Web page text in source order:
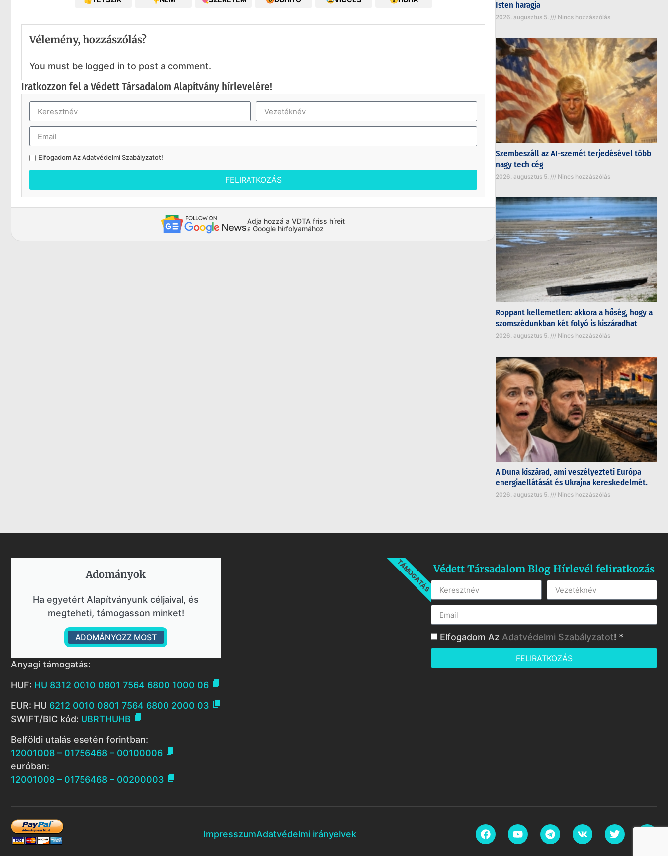
Vélemény, hozzászólás?
You must be logged in to post a comment.
Iratkozzon fel a Védett Társadalom Alapítvány hírlevelére!
Elfogadom AzAdatvédelmi Szabályzatot!
FELIRATKOZÁS
Adja hozzá a VDTA friss híreit
a Google hírfolyamához
Isten haragja
2026. augusztus 5. Nincs hozzászólás
Szembeszáll az AI-szemét terjedésével több
nagy tech cég
2026. augusztus 5. Nincs hozzászólás
Roppant kellemetlen: akkora a hőség, hogy a
szomszédunkban két folyó is kiszáradhat
2026. augusztus 5. Nincs hozzászólás
A Duna kiszárad, ami veszélyezteti Európa
energiaellátását és Ukrajna kereskedelmét.
2026. augusztus 5. Nincs hozzászólás
Adományok​
Ha egyetért Alapítványunk céljaival, és
megteheti, támogasson minket!
ADOMÁNYOZZ MOST
TÁMOGATÁS
Anyagi támogatás:
HUF: HU 8312 0010 0801 7564 6800 1000 06 
EUR: HU 6212 0010 0801 7564 6800 2000 03 
SWIFT/BIC kód: UBRTHUHB 
Belföldi utalás esetén forintban:
12001008 – 01756468 – 00100006 
euróban:
12001008 – 01756468 – 00200003 
Védett Társadalom Blog Hírlevél feliratkozás
Elfogadom Az Adatvédelmi Szabályzatot! *
FELIRATKOZÁS
ImpresszumAdatvédelmi irányelvek